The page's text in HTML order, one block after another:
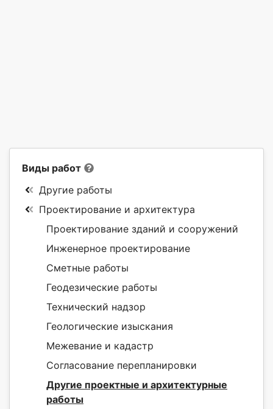
Виды работ
Другие работы
Проектирование и архитектура
Проектирование зданий и сооружений
Инженерное проектирование
Сметные работы
Геодезические работы
Технический надзор
Геологические изыскания
Межевание и кадастр
Согласование перепланировки
Другие проектные и архитектурные
работы